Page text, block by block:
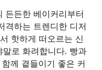
든든한 베이커리부터
격하는 트렌디한 디저
핫하게 떠오르는 신
로 화려합니다. 빵과
께 곁들이기 좋은 커